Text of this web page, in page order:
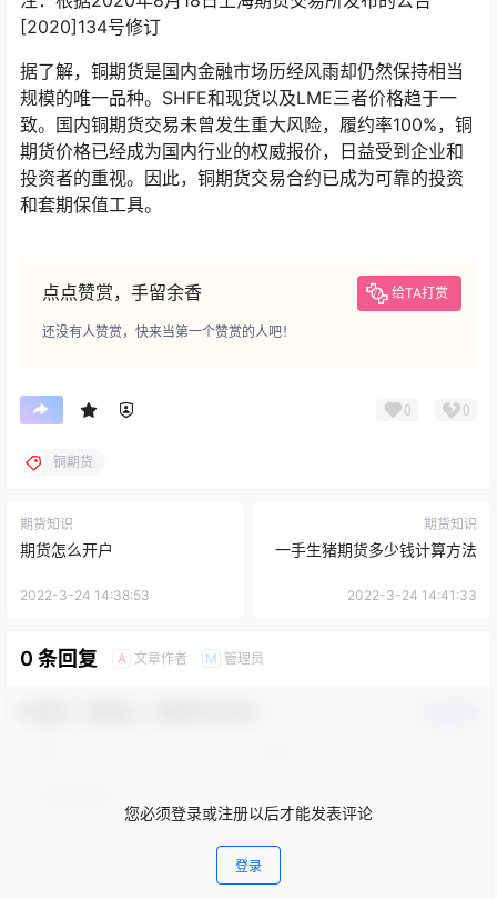
[2020]134号修订
据了解，铜期货是国内金融市场历经风雨却仍然保持相当
规模的唯一品种。SHFE和现货以及LME三者价格趋于一
致。国内铜期货交易未曾发生重大风险，履约率100%，铜
期货价格已经成为国内行业的权威报价，日益受到企业和
投资者的重视。因此，铜期货交易合约已成为可靠的投资
和套期保值工具。
点点赞赏，手留余香 给TA打赏
还没有人赞赏，快来当第一个赞赏的人吧！
0 0
铜期货
期货知识
期货怎么开户
2022-3-24 14:38:53
期货知识
一手生猪期货多少钱计算方法
2022-3-24 14:41:33
0 条回复 A 文章作者 M 管理员
您必须登录或注册以后才能发表评论
登录